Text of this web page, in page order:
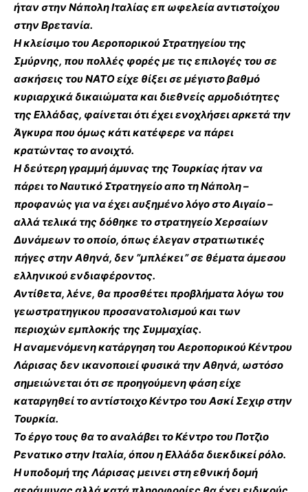
ήταν στην Νάπολη Ιταλίας επ ωφελεία αντιστοίχου
στην Βρετανία.
Η κλείσιμο του Αεροπορικού Στρατηγείου της
Σμύρνης, που πολλές φορές με τις επιλογές του σε
ασκήσεις του ΝΑΤΟ είχε θίξει σε μέγιστο βαθμό
κυριαρχικά δικαιώματα και διεθνείς αρμοδιότητες
της Ελλάδας, φαίνεται ότι έχει ενοχλήσει αρκετά την
Άγκυρα που όμως κάτι κατέφερε να πάρει
κρατώντας το ανοιχτό.
Η δεύτερη γραμμή άμυνας της Τουρκίας ήταν να
πάρει το Ναυτικό Στρατηγείο απο τη Νάπολη –
προφανώς για να έχει αυξημένο λόγο στο Αιγαίο –
αλλά τελικά της δόθηκε το στρατηγείο Χερσαίων
Δυνάμεων το οποίο, όπως έλεγαν στρατιωτικές
πήγες στην Αθηνά, δεν ”μπλέκει” σε θέματα άμεσου
ελληνικού ενδιαφέροντος.
Αντίθετα, λένε, θα προσθέτει προβλήματα λόγω του
γεωστρατηγικου προσανατολισμού και των
περιοχών εμπλοκής της Συμμαχίας.
Η αναμενόμενη κατάργηση του Αεροπορικού Κέντρου
Λάρισας δεν ικανοποιεί φυσικά την Αθηνά, ωστόσο
σημειώνεται ότι σε προηγούμενη φάση είχε
καταργηθεί το αντίστοιχο Κέντρο του Ασκί Σεχιρ στην
Τουρκία.
Το έργο τους θα το αναλάβει το Κέντρο του Ποτζιο
Ρενατικο στην Ιταλία, όπου η Ελλάδα διεκδικεί ρόλο.
Η υποδομή της Λάρισας μεινει στη εθνική δομή